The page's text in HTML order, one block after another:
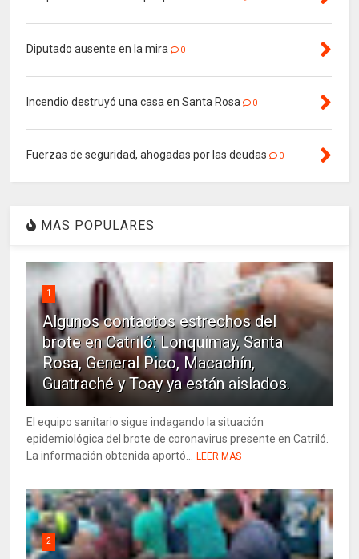
Diputado ausente en la mira 0
Incendio destruyó una casa en Santa Rosa 0
Fuerzas de seguridad, ahogadas por las deudas 0
MAS POPULARES
1
Algunos contactos estrechos del
brote en Catriló: Lonquimay, Santa
Rosa, General Pico, Macachín,
Guatraché y Toay ya están aislados.
El equipo sanitario sigue indagando la situación
epidemiológica del brote de coronavirus presente en Catriló.
La información obtenida aportó... LEER MAS
2